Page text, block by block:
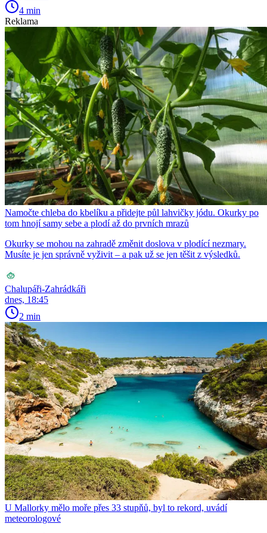
4 min
Reklama
Namočte chleba do kbelíku a přidejte půl lahvičky jódu. Okurky po
tom hnojí samy sebe a plodí až do prvních mrazů
Okurky se mohou na zahradě změnit doslova v plodící nezmary.
Musíte je jen správně vyživit – a pak už se jen těšit z výsledků.
Chalupáři-Zahrádkáři
dnes, 18:45
2 min
U Mallorky mělo moře přes 33 stupňů, byl to rekord, uvádí
meteorologové